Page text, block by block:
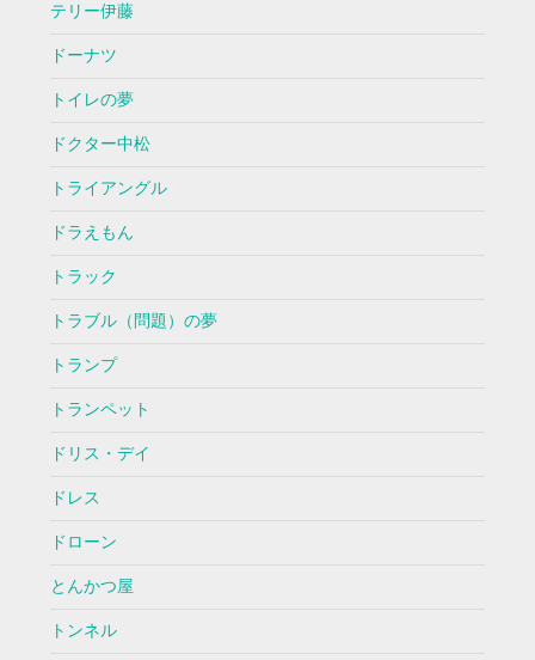
テリー伊藤
ドーナツ
トイレの夢
ドクター中松
トライアングル
ドラえもん
トラック
トラブル（問題）の夢
トランプ
トランペット
ドリス・デイ
ドレス
ドローン
とんかつ屋
トンネル